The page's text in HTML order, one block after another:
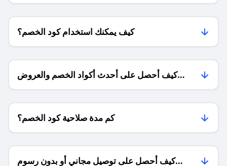
كيف يمكنك استخدام كود الخصم؟
كيف أحصل على أحدث أكواد الخصم والعروض
للمتاجر؟
كم مدة صلاحية كود الخصم؟
كيف أحصل على توصيل مجاني أو بدون رسوم